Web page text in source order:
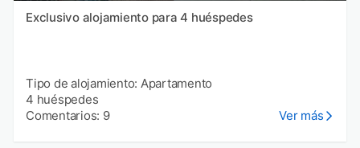
Exclusivo alojamiento para 4 huéspedes
Tipo de alojamiento: Apartamento
4 huéspedes
Comentarios: 9
Ver más